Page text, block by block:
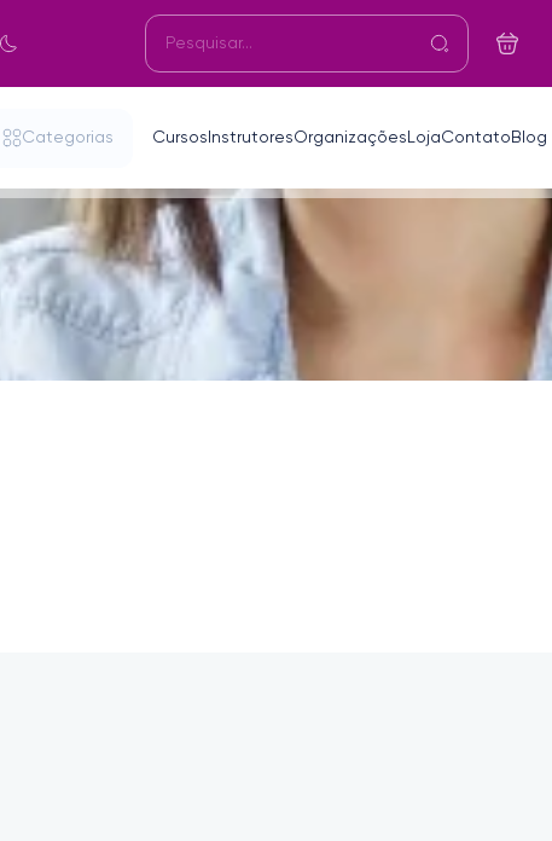
Categorias Cursos InstrutoresOrganizações LojaContato Blog